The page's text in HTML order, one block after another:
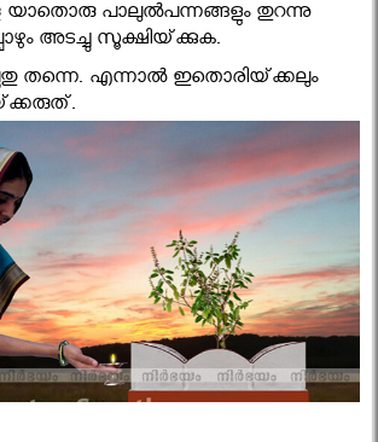
യാതൊരു പാലുല്‍പന്നങ്ങളും തുറന്നു
അടച്ചു സൂക്ഷിയ്‌ക്കുക.
തന്നെ. എന്നാല്‍ ഇതൊരിയ്‌ക്കലും